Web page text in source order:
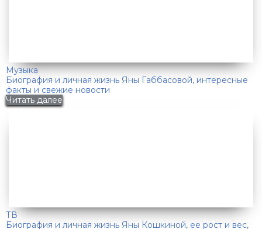
Музыка
Биография и личная жизнь Яны Габбасовой, интересные
факты и свежие новости
Читать далее
ТВ
Биография и личная жизнь Яны Кошкиной, ее рост и вес,